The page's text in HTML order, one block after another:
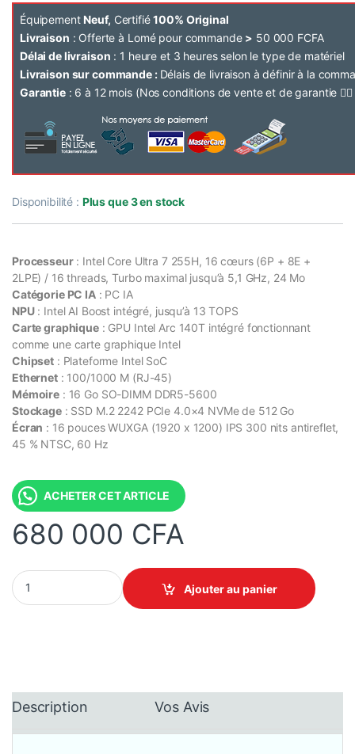
Équipement Neuf, Certifié100% Original
Livraison : Offerte à Lomé pour commande > 50 000 FCFA
Délai de livraison : 1 heure et 3 heures selon le type de matériel
Livraison sur commande : Délais de livraison à définir à la
Garantie: 6 à 12 mois (Nos conditions de vente et de garantie 👉🏽
Disponibilité : Plus que 3 en stock
Processeur: Intel Core Ultra 7 255H, 16 cœurs (6P + 8E +
2LPE) / 16 threads, Turbo maximal jusqu’à 5,1 GHz, 24 Mo
Catégorie PC IA: PC IA
NPU: Intel AI Boost intégré, jusqu’à 13 TOPS
Carte graphique: GPU Intel Arc 140T intégré fonctionnant
comme une carte graphique Intel
Chipset : Plateforme Intel SoC
Ethernet: 100/1000 M (RJ-45)
Mémoire : 16 Go SO-DIMM DDR5-5600
Stockage: SSD M.2 2242 PCIe 4.0×4 NVMe de 512 Go
Écran : 16 pouces WUXGA (1920 x 1200) IPS 300 nits antireflet,
45 % NTSC, 60 Hz
ACHETER CET ARTICLE
680 000 CFA
Lenovo ThinkBook 16 G8 IAL Intel Core Ultra 7 255H 16Go
Ajouter au panier
Description Vos Avis